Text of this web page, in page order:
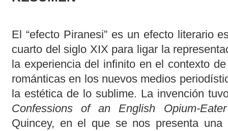
El “efecto Piranesi” es un efecto literario
cuarto del siglo XIX para ligar la
la experiencia del infinito en el contexto
románticas en los nuevos medios
la estética de lo sublime. La invención
Confessions of an English Opium-Eater
Quincey, en el que se nos presenta